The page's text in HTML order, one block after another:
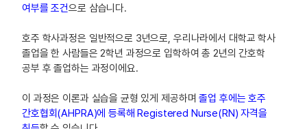
여부를 조건으로 삼습니다.
호주 학사과정은 일반적으로 3년으로, 우리나라에서 대학교 학사
졸업을 한 사람들은 2학년 과정으로 입학하여 총 2년의 간호학
공부 후 졸업하는 과정이에요.
이 과정은 이론과 실습을 균형 있게 제공하며졸업 후에는 호주
간호협회(AHPRA)에 등록해 Registered Nurse(RN) 자격을